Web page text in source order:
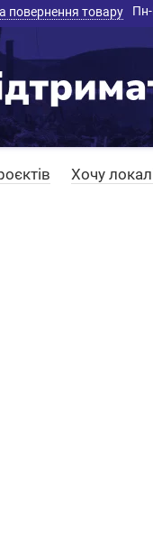
повернення товару
Хочу